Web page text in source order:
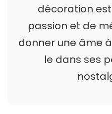
décoration
passion et de
donner une âme
le dans ses